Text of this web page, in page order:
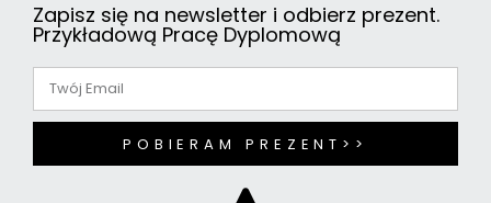
Zapisz się na newsletter i odbierz prezent.
Przykładową Pracę Dyplomową
POBIERAM PREZENT>>